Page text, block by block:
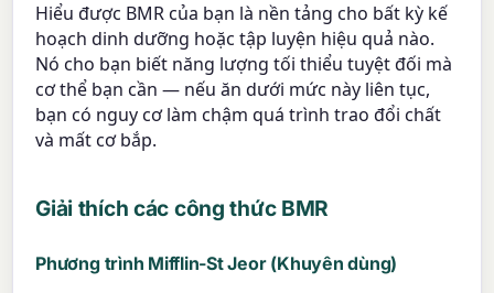
Hiểu được BMR của bạn là nền tảng cho bất kỳ kế
hoạch dinh dưỡng hoặc tập luyện hiệu quả nào.
Nó cho bạn biết năng lượng tối thiểu tuyệt đối mà
cơ thể bạn cần — nếu ăn dưới mức này liên tục,
bạn có nguy cơ làm chậm quá trình trao đổi chất
và mất cơ bắp.
Giải thích các công thức BMR
Phương trình Mifflin-St Jeor (Khuyên dùng)